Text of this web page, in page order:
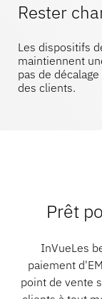
Articles de
Hôtellerie et
Serrures
Étiquettes et
Supports pour
Catalogue
Rester
Les dispositifs
maintiennent
pas de
des clients.
Prêt
InVueLes
paiement
point de vente